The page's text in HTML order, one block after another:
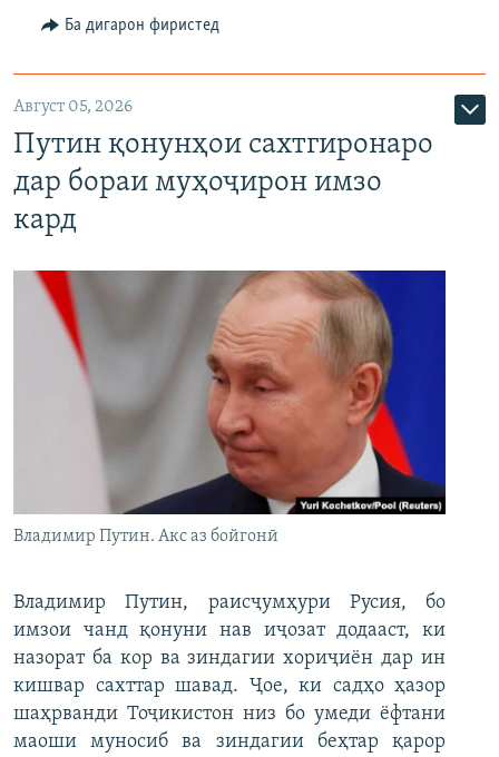
Ба дигарон фиристед
Август 05, 2026
Путин қонунҳои сахтгиронаро
дар бораи муҳоҷирон имзо
кард
Владимир Путин. Акс аз бойгонӣ
Владимир Путин, раисҷумҳури Русия, бо
имзои чанд қонуни нав иҷозат додааст, ки
назорат ба кор ва зиндагии хориҷиён дар ин
кишвар сахттар шавад. Ҷое, ки садҳо ҳазор
шаҳрванди Тоҷикистон низ бо умеди ёфтани
маоши муносиб ва зиндагии беҳтар қарор